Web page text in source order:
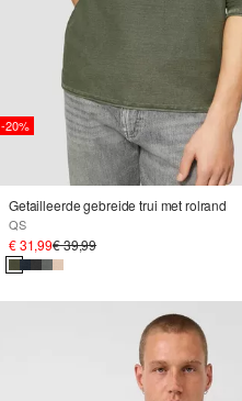
-20%
Getailleerde gebreide trui met rolrand
QS
€ 31,99€ 39,99